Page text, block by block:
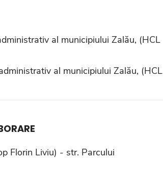
al municipiului Zalău, (HCL
al municipiului Zalău, (HCL
Florin Liviu) - str. Parcului